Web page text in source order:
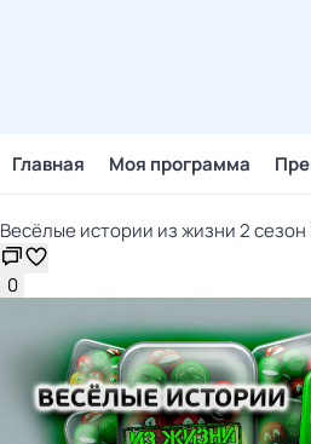
Главная Моя программа
Весёлые истории из жизни 2 сезон
0